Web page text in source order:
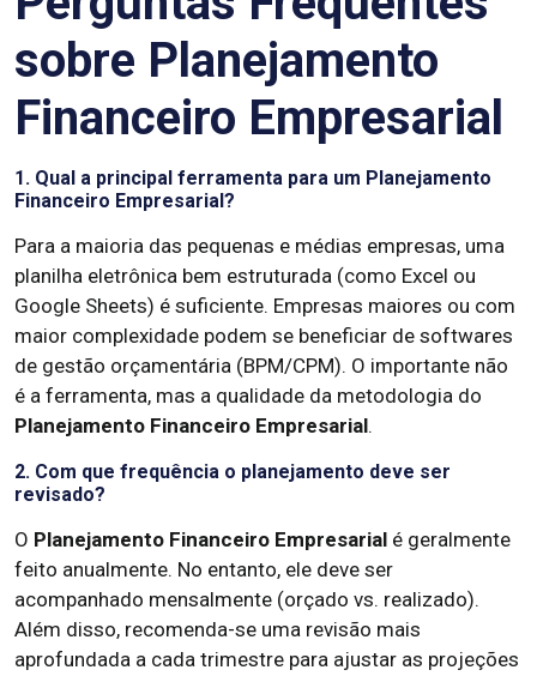
sobre Planejamento
Financeiro Empresarial
1. Qual a principal ferramenta para um Planejamento
Financeiro Empresarial?
Para a maioria das pequenas e médias empresas, uma
planilha eletrônica bem estruturada (como Excel ou
Google Sheets) é suficiente. Empresas maiores ou com
maior complexidade podem se beneficiar de softwares
de gestão orçamentária (BPM/CPM). O importante não
é a ferramenta, mas a qualidade da metodologia do
Planejamento Financeiro Empresarial.
2. Com que frequência o planejamento deve ser
revisado?
O Planejamento Financeiro Empresarial é geralmente
feito anualmente. No entanto, ele deve ser
acompanhado mensalmente (orçado vs. realizado).
Além disso, recomenda-se uma revisão mais
aprofundada a cada trimestre para ajustar as projeções